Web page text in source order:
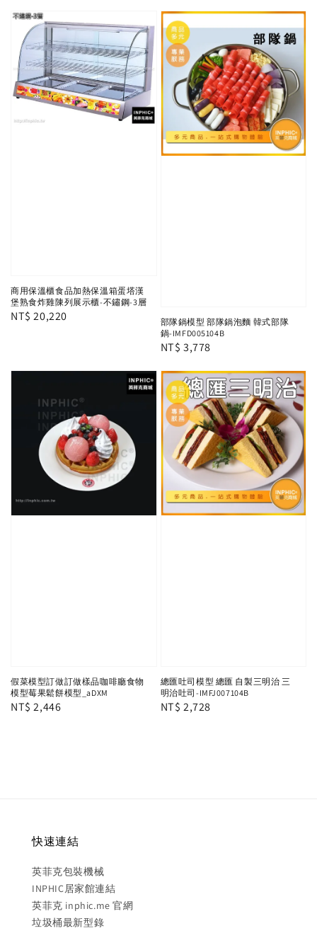
商用保溫櫃食品加熱保溫箱蛋塔漢
堡熟食炸雞陳列展示櫃-不鏽鋼-3層
Regular
NT$ 20,220
部隊鍋模型 部隊鍋泡麵 韓式部隊
鍋-IMFD005104B
Regular
NT$ 3,778
假菜模型訂做訂做樣品咖啡廳食物
模型莓果鬆餅模型_aDXM
Regular
NT$ 2,446
總匯吐司模型 總匯 自製三明治 三
明治吐司-IMFJ007104B
Regular
NT$ 2,728
快速連結
英菲克包裝機械
INPHIC居家館連結
英菲克 inphic.me 官網
垃圾桶最新型錄